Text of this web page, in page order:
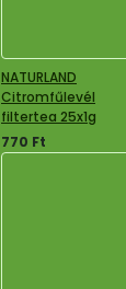
NATURLAND
Citromfűlevél
filtertea 25x1g
770 Ft